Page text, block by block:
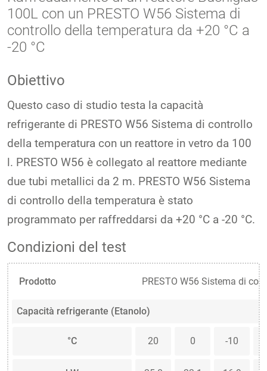
100L con un PRESTO W56 Sistema di
controllo della temperatura da +20 °C a
-20 °C
Obiettivo
Questo caso di studio testa la capacità
refrigerante di PRESTO W56 Sistema di controllo
della temperatura con un reattore in vetro da 100
l. PRESTO W56 è collegato al reattore mediante
due tubi metallici da 2 m. PRESTO W56 Sistema
di controllo della temperatura è stato
programmato per raffreddarsi da +20 °C a -20 °C.
Condizioni del test
Prodotto PRESTO W56 Sistema di
Capacità refrigerante (Etanolo)
°C 20 0 -10